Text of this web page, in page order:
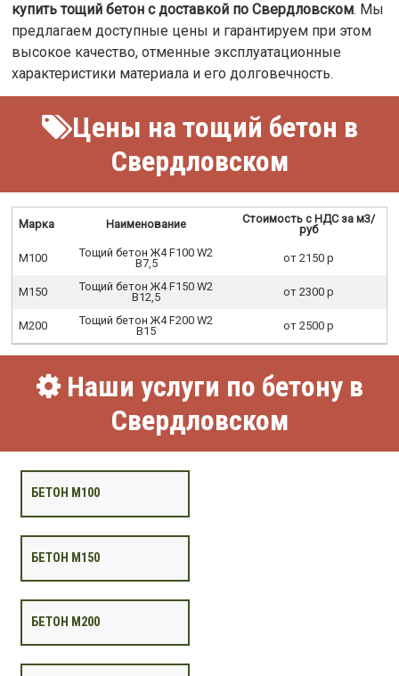
купить тощий бетон с доставкой по Свердловском. Мы
предлагаем доступные цены и гарантируем при этом
высокое качество, отменные эксплуатационные
характеристики материала и его долговечность.
Цены на тощий бетон в
Свердловском
Марка Наименование
Стоимость с НДС за м3/
руб
М100
Тощий бетон Ж4 F100 W2
В7,5
от 2150 р
М150
Тощий бетон Ж4 F150 W2
В12,5
от 2300 р
М200
Тощий бетон Ж4 F200 W2
В15
от 2500 р
Наши услуги по бетону в
Свердловском
БЕТОН М100
БЕТОН М150
БЕТОН М200